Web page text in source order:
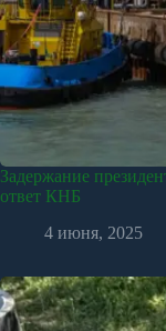
Задержание
ответ КНБ
4 июня, 2025